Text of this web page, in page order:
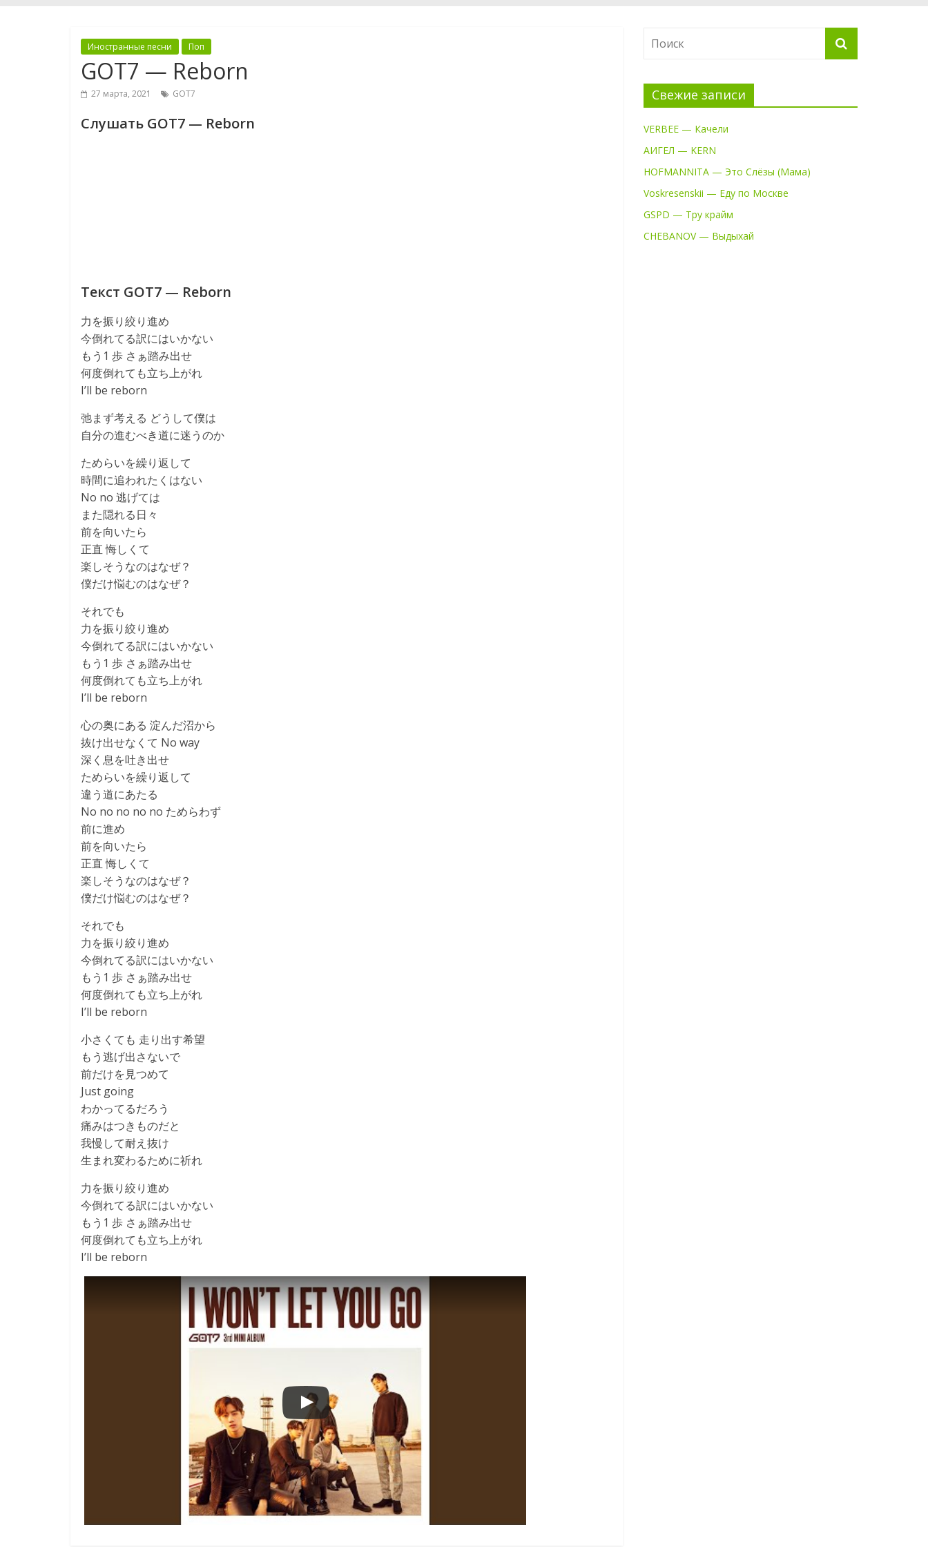
Иностранные песни Поп
GOT7 — Reborn
27 марта, 2021 GOT7
Слушать GOT7 — Reborn
Текст GOT7 — Reborn
力を振り絞り進め
今倒れてる訳にはいかない
もう1 歩 さぁ踏み出せ
何度倒れても立ち上がれ
I’ll be reborn
弛まず考える どうして僕は
自分の進むべき道に迷うのか
ためらいを繰り返して
時間に追われたくはない
No no 逃げては
また隠れる日々
前を向いたら
正直 悔しくて
楽しそうなのはなぜ？
僕だけ悩むのはなぜ？
それでも
力を振り絞り進め
今倒れてる訳にはいかない
もう1 歩 さぁ踏み出せ
何度倒れても立ち上がれ
I’ll be reborn
心の奥にある 淀んだ沼から
抜け出せなくて No way
深く息を吐き出せ
ためらいを繰り返して
違う道にあたる
No no no no no ためらわず
前に進め
前を向いたら
正直 悔しくて
楽しそうなのはなぜ？
僕だけ悩むのはなぜ？
それでも
力を振り絞り進め
今倒れてる訳にはいかない
もう1 歩 さぁ踏み出せ
何度倒れても立ち上がれ
I’ll be reborn
小さくても 走り出す希望
もう逃げ出さないで
前だけを見つめて
Just going
わかってるだろう
痛みはつきものだと
我慢して耐え抜け
生まれ変わるために祈れ
力を振り絞り進め
今倒れてる訳にはいかない
もう1 歩 さぁ踏み出せ
何度倒れても立ち上がれ
I’ll be reborn
Свежие записи
VERBEE — Качели
АИГЕЛ — KERN
HOFMANNITA — Это Слёзы (Мама)
Voskresenskii — Еду по Москве
GSPD — Тру крайм
CHEBANOV — Выдыхай